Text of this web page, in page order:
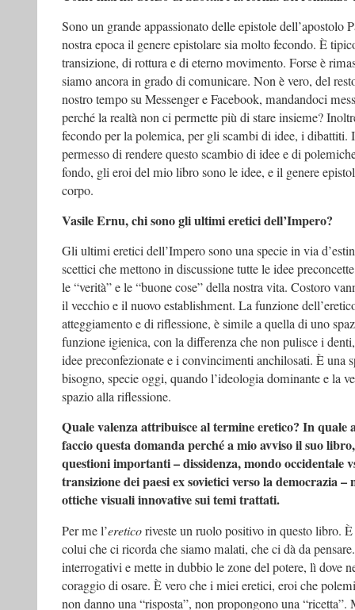
Sono un grande appassionato delle epistole dell’apostolo
nostra epoca il genere epistolare sia molto fecondo. È
transizione, di rottura e di eterno movimento. Forse è
siamo ancora in grado di comunicare. Non è vero, del
nostro tempo su Messenger e Facebook, mandandoci
perché la realtà non ci permette più di stare insieme?
fecondo per la polemica, per gli scambi di idee, i dibattiti.
permesso di rendere questo scambio di idee e di
fondo, gli eroi del mio libro sono le idee, e il genere
corpo.
Vasile Ernu, chi sono gli ultimi eretici dell’Impero?
Gli ultimi eretici dell’Impero sono una specie in via
scettici che mettono in discussione tutte le idee
le “verità” e le “buone cose” della nostra vita. Costoro
il vecchio e il nuovo establishment. La funzione
atteggiamento e di riflessione, è simile a quella di uno
funzione igienica, con la differenza che non pulisce i
idee preconfezionate e i convincimenti anchilosati. È una
bisogno, specie oggi, quando l’ideologia dominante e la
spazio alla riflessione.
Quale valenza attribuisce al termine eretico? In quale
faccio questa domanda perché a mio avviso il suo
questioni importanti – dissidenza, mondo occidentale
transizione dei paesi ex sovietici verso la democrazia
ottiche visuali innovative sui temi trattati.
Per me l’ereticoriveste un ruolo positivo in questo libro.
colui che ci ricorda che siamo malati, che ci dà da
interrogativi e mette in dubbio le zone del potere, lì dove
coraggio di osare. È vero che i miei eretici, eroi che
non danno una “risposta”, non propongono una “ricetta”.